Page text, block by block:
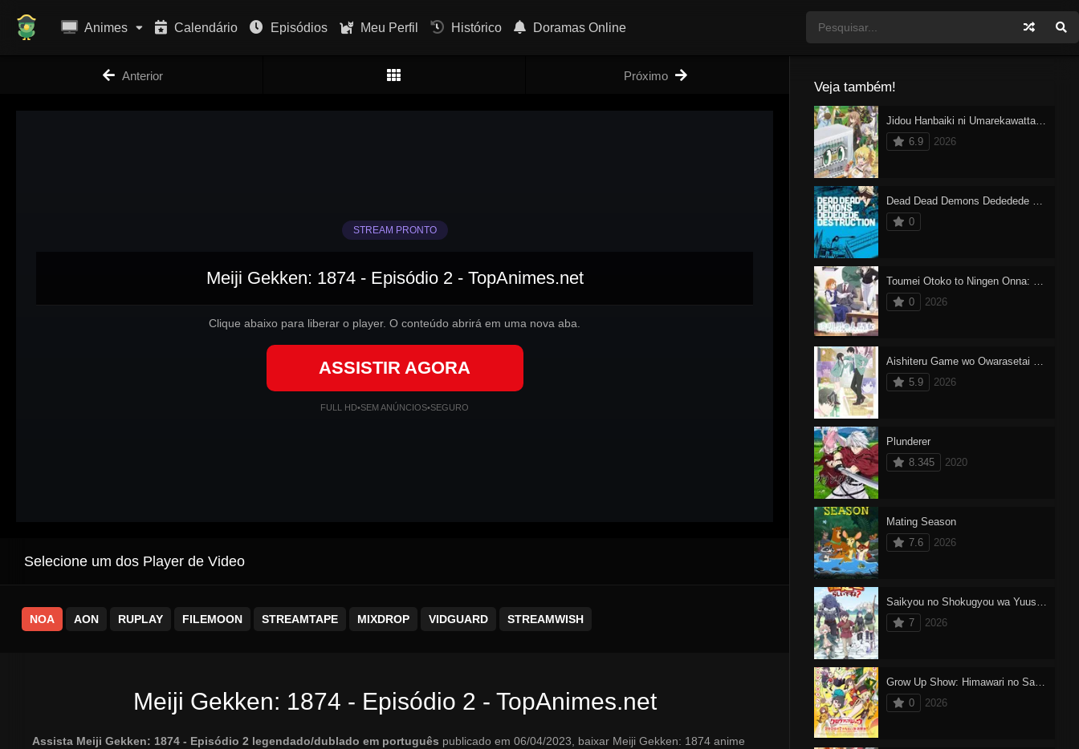
Animes Calendário Episódios Meu Perfil Histórico Doramas Online
Anterior Próximo
STREAM PRONTO
Meiji Gekken: 1874 - Episódio 2 - TopAnimes.net
Clique abaixo para liberar o player. O conteúdo abrirá em uma nova aba.
ASSISTIR AGORA
FULL HD•SEM ANÚNCIOS•SEGURO
Selecione um dos Player de Video
NOA AON RUPLAY FILEMOON STREAMTAPE MIXDROP VIDGUARD STREAMWISH
Meiji Gekken: 1874 - Episódio 2 - TopAnimes.net
Assista Meiji Gekken: 1874 - Episódio 2 legendado/dublado em português publicado em 06/04/2023, baixar Meiji Gekken: 1874 anime
Veja também!
Jidou Hanbaiki ni Umarekawatta Ore wa Meikyuu wo Samayou 3
6.9
2026
Dead Dead Demons Dededede Destruction
0
Toumei Otoko to Ningen Onna: Sonouchi Fuufu ni Naru Futari
0
2026
Aishiteru Game wo Owarasetai Dublado
5.9
2026
Plunderer
8.345
2020
Mating Season
7.6
2026
Saikyou no Shokugyou wa Yuusha demo Kenja demo Naku Kanteishi (Kari) Rashii desu yo?
7
2026
Grow Up Show: Himawari no Sakasu-dan
0
2026